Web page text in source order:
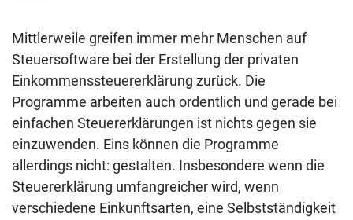
Mittlerweile greifen immer mehr Menschen auf
Steuersoftware bei der Erstellung der privaten
Einkommenssteuererklärung zurück. Die
Programme arbeiten auch ordentlich und gerade bei
einfachen Steuererklärungen ist nichts gegen sie
einzuwenden. Eins können die Programme
allerdings nicht: gestalten. Insbesondere wenn die
Steuererklärung umfangreicher wird, wenn
verschiedene Einkunftsarten, eine Selbstständigkeit